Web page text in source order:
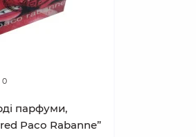
0
парфуми,
Paco Rabanne”